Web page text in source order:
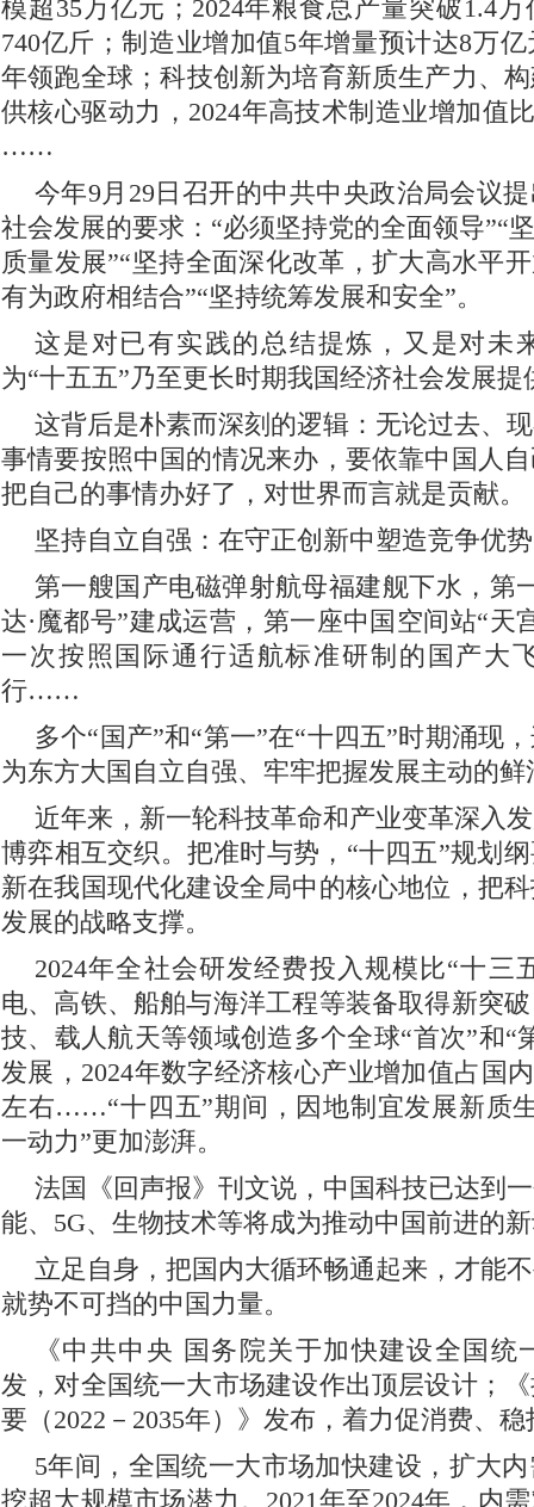
模超35万亿元；2024年粮食总产量突破1.4
740亿斤；制造业增加值5年增量预计达8万
年领跑全球；科技创新为培育新质生产力、
供核心驱动力，2024年高技术制造业增加值
……
今年9月29日召开的中共中央政治局会议
社会发展的要求：“必须坚持党的全面领导”“
质量发展”“坚持全面深化改革，扩大高水平
有为政府相结合”“坚持统筹发展和安全”。
这是对已有实践的总结提炼，又是对未
为“十五五”乃至更长时期我国经济社会发展提
这背后是朴素而深刻的逻辑：无论过去、
事情要按照中国的情况来办，要依靠中国人
把自己的事情办好了，对世界而言就是贡献。
坚持自立自强：在守正创新中塑造竞争优势
第一艘国产电磁弹射航母福建舰下水，第
达·魔都号”建成运营，第一座中国空间站“天
一次按照国际通行适航标准研制的国产大
行……
多个“国产”和“第一”在“十四五”时期涌现
为东方大国自立自强、牢牢把握发展主动的鲜
近年来，新一轮科技革命和产业变革深入
博弈相互交织。把准时与势，“十四五”规划
新在我国现代化建设全局中的核心地位，把
发展的战略支撑。
2024年全社会研发经费投入规模比“十三
电、高铁、船舶与海洋工程等装备取得新突
技、载人航天等领域创造多个全球“首次”和“
发展，2024年数字经济核心产业增加值占国
左右……“十四五”期间，因地制宜发展新质
一动力”更加澎湃。
法国《回声报》刊文说，中国科技已达到
能、5G、生物技术等将成为推动中国前进的
立足自身，把国内大循环畅通起来，才能
就势不可挡的中国力量。
《中共中央 国务院关于加快建设全国统
发，对全国统一大市场建设作出顶层设计；
要（2022－2035年）》发布，着力促消费、
5年间，全国统一大市场加快建设，扩大
挖超大规模市场潜力。2021年至2024年，内